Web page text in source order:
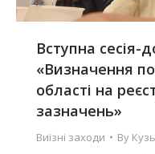
Вступна сесія-
«Визначення
області на
зазначень»
Виїзні заходи By